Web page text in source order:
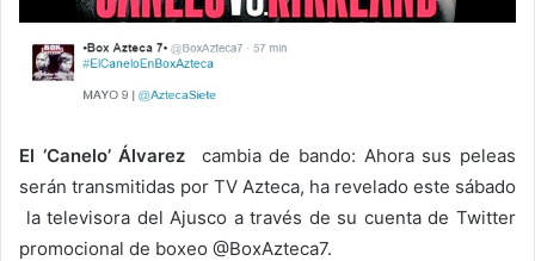
El ‘Canelo’ Álvarez cambia de bando: Ahora sus peleas
serán transmitidas por TV Azteca, ha revelado este sábado
la televisora del Ajusco a través de su cuenta de Twitter
promocional de boxeo @BoxAzteca7.